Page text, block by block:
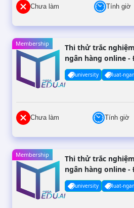
Chưa làm Tính giờ
Membership
Thi thử trắc
ngân hàng online -
university luat-
Chưa làm Tính giờ
Membership
Thi thử trắc
ngân hàng online -
university luat-